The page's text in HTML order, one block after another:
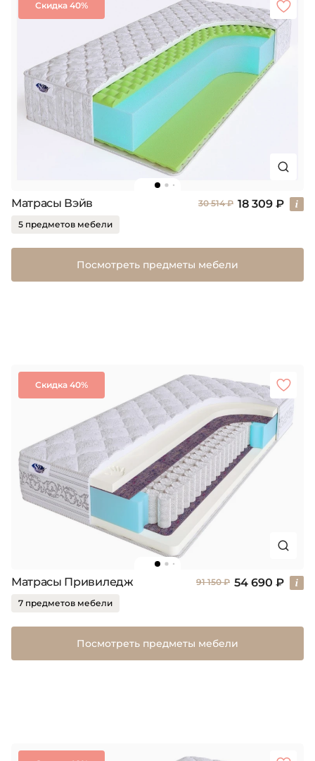
Скидка 40%
Матрасы Вэйв 30 514 ₽ 18 309 ₽
5 предметов мебели
Посмотреть предметы мебели
Скидка 40%
Матрасы Привиледж 91 150 ₽ 54 690 ₽
7 предметов мебели
Посмотреть предметы мебели